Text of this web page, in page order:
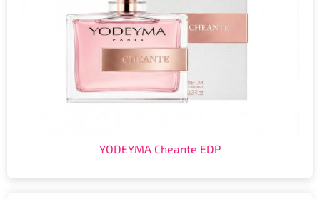
YODEYMA Cheante EDP